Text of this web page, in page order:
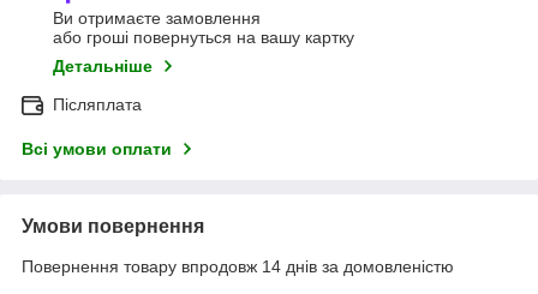
Ви отримаєте замовлення
або гроші повернуться на вашу картку
Детальніше
Післяплата
Всі умови оплати
Умови повернення
Повернення товару впродовж 14 днів за домовленістю